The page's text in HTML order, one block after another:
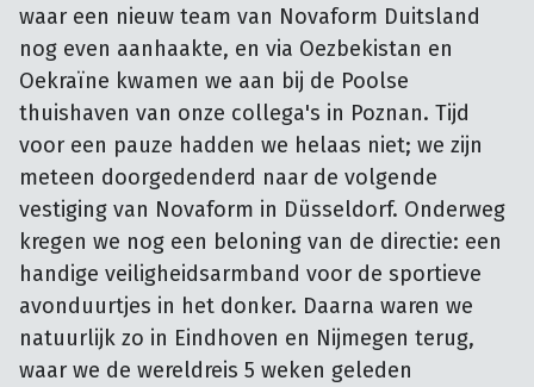
waar een nieuw team van Novaform Duitsland
nog even aanhaakte, en via Oezbekistan en
Oekraïne kwamen we aan bij de Poolse
thuishaven van onze collega's in Poznan. Tijd
voor een pauze hadden we helaas niet; we zijn
meteen doorgedenderd naar de volgende
vestiging van Novaform in Düsseldorf. Onderweg
kregen we nog een beloning van de directie: een
handige veiligheidsarmband voor de sportieve
avonduurtjes in het donker. Daarna waren we
natuurlijk zo in Eindhoven en Nijmegen terug,
waar we de wereldreis 5 weken geleden